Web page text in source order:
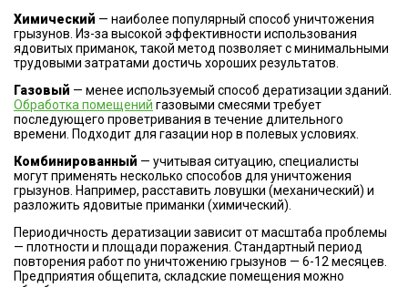
Химический — наиболее популярный способ уничтожения
грызунов. Из-за высокой эффективности использования
ядовитых приманок, такой метод позволяет с минимальными
трудовыми затратами достичь хороших результатов.
Газовый — менее используемый способ дератизации зданий.
Обработка помещений газовыми смесями требует
последующего проветривания в течение длительного
времени. Подходит для газации нор в полевых условиях.
Комбинированный — учитывая ситуацию, специалисты
могут применять несколько способов для уничтожения
грызунов. Например, расставить ловушки (механический) и
разложить ядовитые приманки (химический).
Периодичность дератизации зависит от масштаба проблемы
— плотности и площади поражения. Стандартный период
повторения работ по уничтожению грызунов — 6-12 месяцев.
Предприятия общепита, складские помещения можно